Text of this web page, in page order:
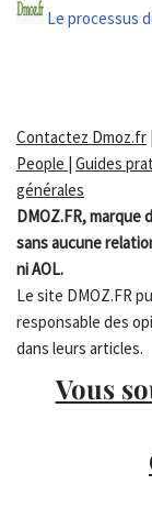
Le processus
Contactez Dmoz.fr |
People | Guides
générales
DMOZ.FR,
sans aucune
ni AOL.
Le site DMOZ.FR
responsable des
dans leurs articles.
Vous